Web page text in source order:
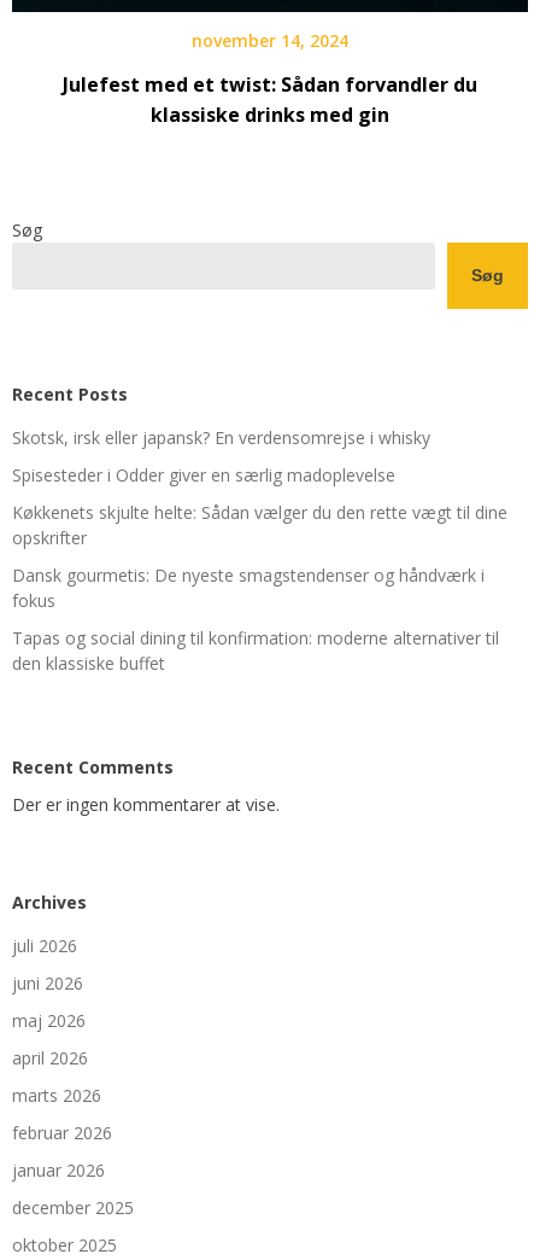
november 14, 2024
Julefest med et twist: Sådan forvandler du
klassiske drinks med gin
Søg
Søg
Recent Posts
Skotsk, irsk eller japansk? En verdensomrejse i whisky
Spisesteder i Odder giver en særlig madoplevelse
Køkkenets skjulte helte: Sådan vælger du den rette vægt til dine
opskrifter
Dansk gourmetis: De nyeste smagstendenser og håndværk i
fokus
Tapas og social dining til konfirmation: moderne alternativer til
den klassiske buffet
Recent Comments
Der er ingen kommentarer at vise.
Archives
juli 2026
juni 2026
maj 2026
april 2026
marts 2026
februar 2026
januar 2026
december 2025
oktober 2025